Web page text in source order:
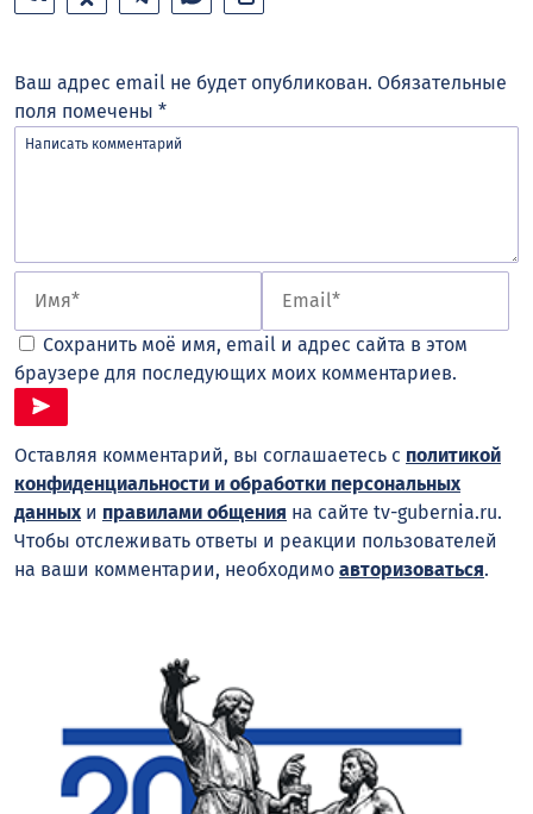
Ваш адрес email не будет опубликован. Обязательные
поля помечены *
Сохранить моё имя, email и адрес сайта в этом
браузере для последующих моих комментариев.
Оставляя комментарий, вы соглашаетесь с политикой
конфиденциальности и обработки персональных
данных и правилами общения на сайте tv-gubernia.ru.
Чтобы отслеживать ответы и реакции пользователей
на ваши комментарии, необходимо авторизоваться.